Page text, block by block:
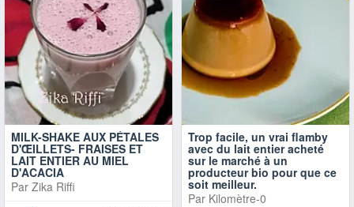
MILK-SHAKE AUX PÉTALES
D'ŒILLETS- FRAISES ET
LAIT ENTIER AU MIEL
D'ACACIA
Par Zika Riffi
Trop facile, un vrai flamby
avec du lait entier acheté
sur le marché à un
producteur bio pour que ce
soit meilleur.
Par Kilomètre-0